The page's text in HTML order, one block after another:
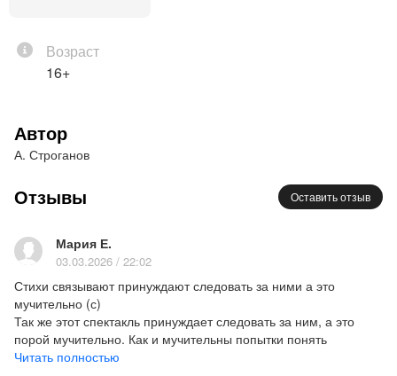
Создал оригинальное направление
в психотерапии – трансдраматическую терапию,
представляющую собой универсальную схему
в психотерапевтические методы.
Нора – Мария Васильева
Режиссер – Людмила Никитина
Художник по свету – Андрей Горлов
Возраст
16+
Автор
А. Строганов
Отзывы Оставить отзыв
Мария Е.
03.03.2026 / 22:02
Стихи связывают принуждают следовать за ними а это
мучительно (с)
Так же этот спектакль принуждает следовать за ним, а это
порой мучительно. Как и мучительны попытки понять
разумом, что же происходит в этом сюрреалистическом, очень
Читать полностью